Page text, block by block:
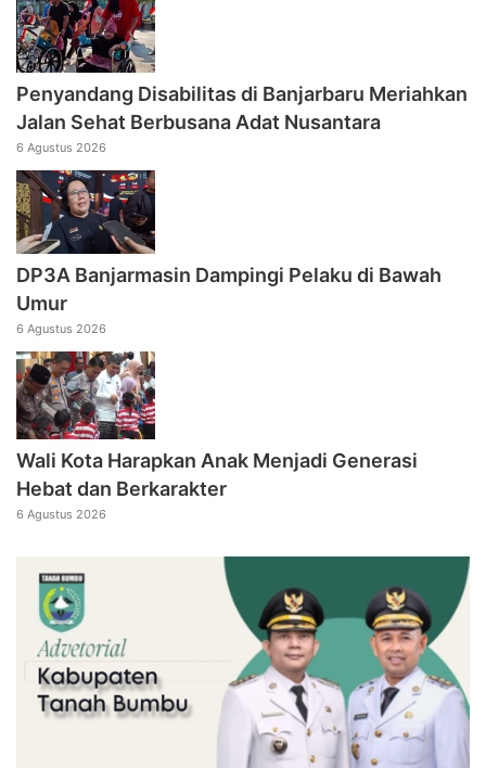
Penyandang Disabilitas di Banjarbaru Meriahkan
Jalan Sehat Berbusana Adat Nusantara
6 Agustus 2026
DP3A Banjarmasin Dampingi Pelaku di Bawah
Umur
6 Agustus 2026
Wali Kota Harapkan Anak Menjadi Generasi
Hebat dan Berkarakter
6 Agustus 2026